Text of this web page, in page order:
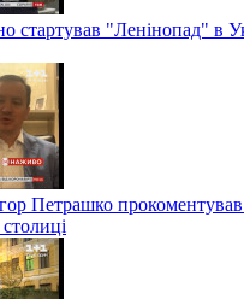
стартував "Ленінопад" в
Петрашко прокоментував